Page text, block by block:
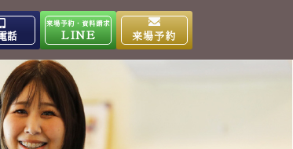
話
ギャラリー
31-4133
9:00～17:00
日
ールーム
86-8640
～17:00
来場予約・資料請求
LINE 来場予約